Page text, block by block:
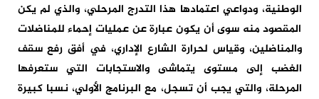
الوطنية، ودواعي اعتمادها هذا التدرج المرحلي، والذي لم يكن
المقصود منه سوى أن يكون عبارة عن عمليات إحماء للمناضلات
والمناضلين، وقياس لحرارة الشارع الإداري، في أفق رفع سقف
الغضب إلى مستوى يتماشى والاستجابات التي ستعرفها
المرحلة، والتي يجب أن تسجل، مع البرنامج الأولي، نسبا كبيرة